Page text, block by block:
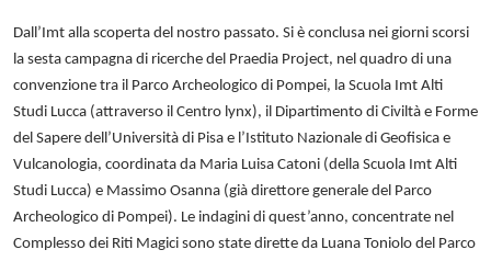
Dall’Imt alla scoperta del nostro passato. Si è conclusa nei giorni scorsi
la sesta campagna di ricerche del Praedia Project, nel quadro di una
convenzione tra il Parco Archeologico di Pompei, la Scuola Imt Alti
Studi Lucca (attraverso il Centro lynx), il Dipartimento di Civiltà e Forme
del Sapere dell’Università di Pisa e l’Istituto Nazionale di Geofisica e
Vulcanologia, coordinata da Maria Luisa Catoni (della Scuola Imt Alti
Studi Lucca) e Massimo Osanna (già direttore generale del Parco
Archeologico di Pompei). Le indagini di quest’anno, concentrate nel
Complesso dei Riti Magici sono state dirette da Luana Toniolo del Parco